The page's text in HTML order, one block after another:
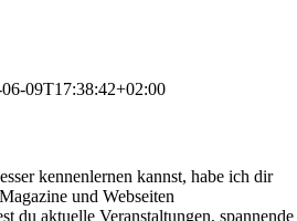
09T17:38:42+02:00
kennenlernen kannst, habe ich dir
und Webseiten
du aktuelle Veranstaltungen, spannende